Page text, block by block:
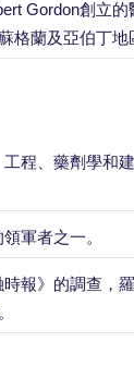
Gordon創立
蘭及亞伯丁地
程、藥劑學和
軍者之一。
報》的調查，